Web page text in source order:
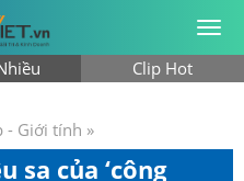
Clip Hot
- Giới tính »
sa của ‘công